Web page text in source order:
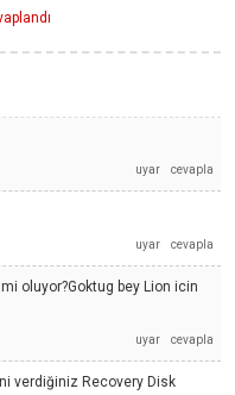
oluyor?Goktug bey Lion icin
verdiğiniz Recovery Disk